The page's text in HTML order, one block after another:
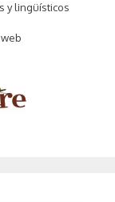
y lingüísticos